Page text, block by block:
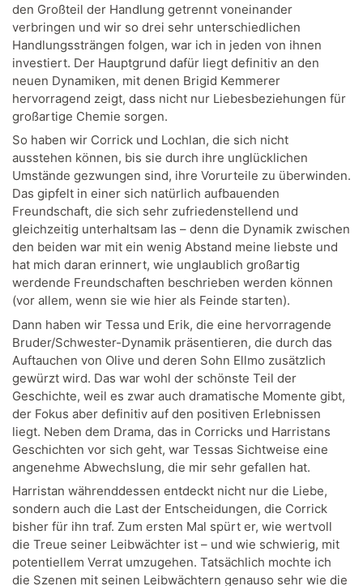
den Großteil der Handlung getrennt voneinander
verbringen und wir so drei sehr unterschiedlichen
Handlungssträngen folgen, war ich in jeden von ihnen
investiert. Der Hauptgrund dafür liegt definitiv an den
neuen Dynamiken, mit denen Brigid Kemmerer
hervorragend zeigt, dass nicht nur Liebesbeziehungen für
großartige Chemie sorgen.
So haben wir Corrick und Lochlan, die sich nicht
ausstehen können, bis sie durch ihre unglücklichen
Umstände gezwungen sind, ihre Vorurteile zu überwinden.
Das gipfelt in einer sich natürlich aufbauenden
Freundschaft, die sich sehr zufriedenstellend und
gleichzeitig unterhaltsam las – denn die Dynamik zwischen
den beiden war mit ein wenig Abstand meine liebste und
hat mich daran erinnert, wie unglaublich großartig
werdende Freundschaften beschrieben werden können
(vor allem, wenn sie wie hier als Feinde starten).
Dann haben wir Tessa und Erik, die eine hervorragende
Bruder/Schwester-Dynamik präsentieren, die durch das
Auftauchen von Olive und deren Sohn Ellmo zusätzlich
gewürzt wird. Das war wohl der schönste Teil der
Geschichte, weil es zwar auch dramatische Momente gibt,
der Fokus aber definitiv auf den positiven Erlebnissen
liegt. Neben dem Drama, das in Corricks und Harristans
Geschichten vor sich geht, war Tessas Sichtweise eine
angenehme Abwechslung, die mir sehr gefallen hat.
Harristan währenddessen entdeckt nicht nur die Liebe,
sondern auch die Last der Entscheidungen, die Corrick
bisher für ihn traf. Zum ersten Mal spürt er, wie wertvoll
die Treue seiner Leibwächter ist – und wie schwierig, mit
potentiellem Verrat umzugehen. Tatsächlich mochte ich
die Szenen mit seinen Leibwächtern genauso sehr wie die